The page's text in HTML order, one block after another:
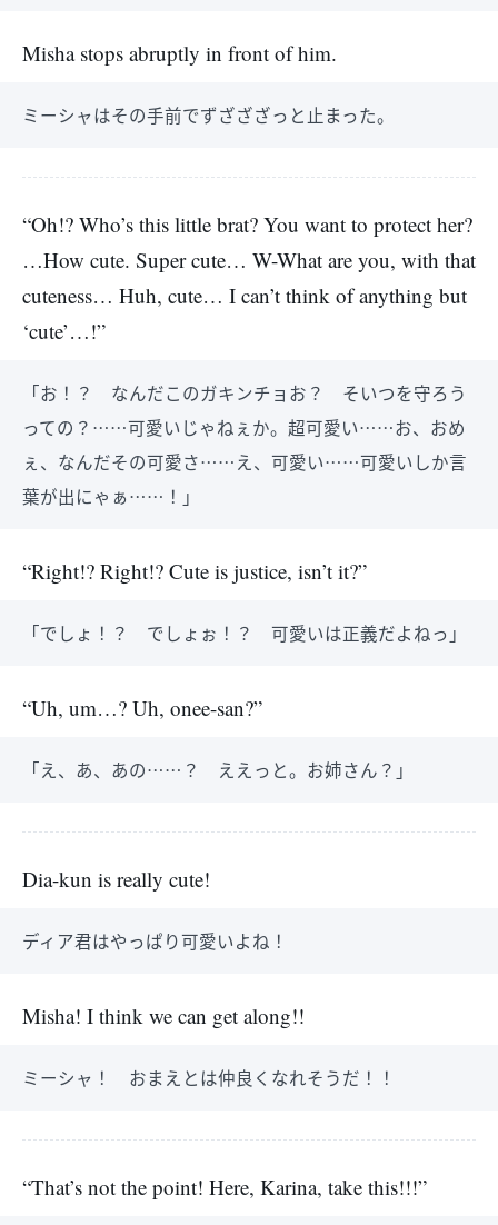
Misha stops abruptly in front of him.
ミーシャはその手前でずざざざっと止まった。
“Oh!? Who’s this little brat? You want to protect her?
…How cute. Super cute… W-What are you, with that
cuteness… Huh, cute… I can’t think of anything but
‘cute’…!”
「お！？ なんだこのガキンチョお？ そいつを守ろう
っての？……可愛いじゃねぇか。超可愛い……お、おめ
ぇ、なんだその可愛さ……え、可愛い……可愛いしか言
葉が出にゃぁ……！」
“Right!? Right!? Cute is justice, isn’t it?”
「でしょ！？ でしょぉ！？ 可愛いは正義だよねっ」
“Uh, um…? Uh, onee-san?”
「え、あ、あの……？ ええっと。お姉さん？」
Dia-kun is really cute!
ディア君はやっぱり可愛いよね！
Misha! I think we can get along!!
ミーシャ！ おまえとは仲良くなれそうだ！！
“That’s not the point! Here, Karina, take this!!!”